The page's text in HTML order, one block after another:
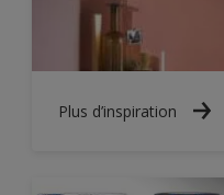
Plus d’inspiration